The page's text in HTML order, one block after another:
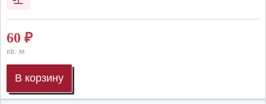
60 ₽
кв. м.
В корзину